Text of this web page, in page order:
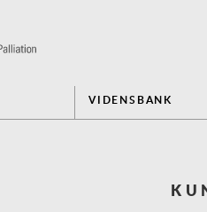
VIDENSBANK